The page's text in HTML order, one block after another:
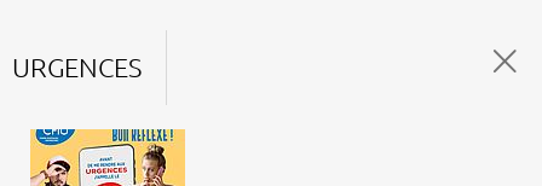
URGENCES